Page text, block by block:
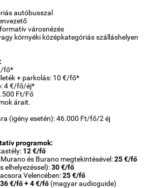
autóbusszal
városnézés
környéki középkategóriás szálláshelyen
fő*
+ parkolás: 10 €/fő*
4 €/fő/éj*
Ft/Fő
árait.
(igény esetén): 46.000 Ft/fő/2 éj
programok:
12 €/fő
és Burano megtekintésével:25 €/fő
elhelyezéssel):30€/fő
Velencében:25 €/fő
36 €/fő + 4 €/fő (magyar audioguide)